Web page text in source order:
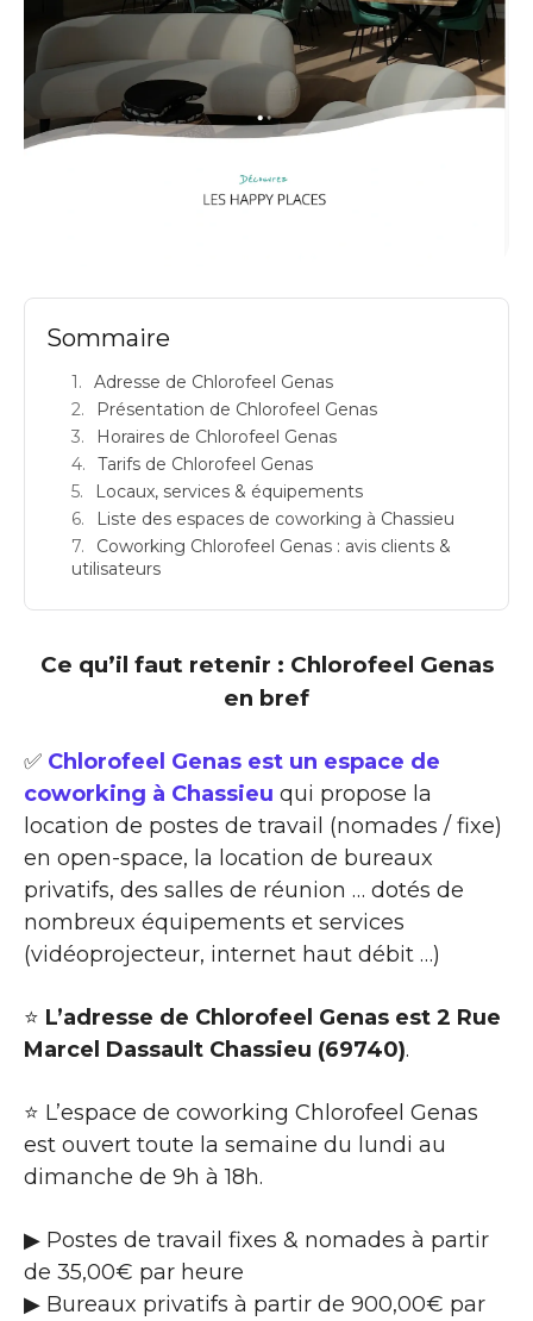
Sommaire
Adresse de Chlorofeel Genas
Présentation de Chlorofeel Genas
Horaires de Chlorofeel Genas
Tarifs de Chlorofeel Genas
Locaux, services & équipements
Liste des espaces de coworking à Chassieu
Coworking Chlorofeel Genas : avis clients &
utilisateurs
Ce qu’il faut retenir : Chlorofeel Genas
en bref
✅ Chlorofeel Genas est un espace de
coworking à Chassieu qui propose la
location de postes de travail (nomades / fixe)
en open-space, la location de bureaux
privatifs, des salles de réunion … dotés de
nombreux équipements et services
(vidéoprojecteur, internet haut débit …)
⭐ L’adresse de Chlorofeel Genas est 2 Rue
Marcel Dassault Chassieu (69740).
⭐ L’espace de coworking Chlorofeel Genas
est ouvert toute la semaine du lundi au
dimanche de 9h à 18h.
▶ Postes de travail fixes & nomades à partir
de 35,00€ par heure
▶ Bureaux privatifs à partir de 900,00€ par